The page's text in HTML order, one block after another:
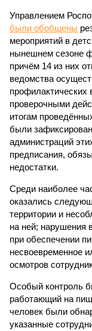
Управлением
были обобщены
мероприятий в
нынешнем сезоне
причём 14 из них
ведомства
профилактических
проверочными
итогам
были
администраций
предписания,
недостатки.
Среди наиболее
оказались
территории и
на ней; нарушения
при обеспечении
несвоевременное
осмотров
Особый контроль
работающий на
человек были
указанные